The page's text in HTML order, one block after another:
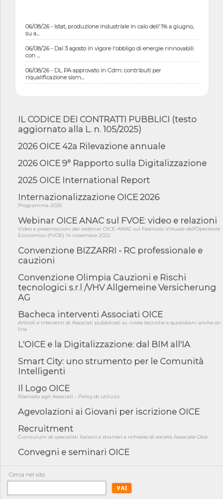
06/08/26 - Istat, produzione industriale in calo dell'1% a giugno,
su a...
06/08/26 - Dal 3 agosto in vigore l'obbligo di energie rinnovabili
con ...
06/08/26 - DL PA approvato in Cdm: contributi per
riqualificazione sism...
norme UE in m...
05/08/26 - DL Infrastrutture e PNRR è legge: approvata oggi la
amminist...
05/08/26 - Anac: pubblicata la Relazione illustrativa al Bando tipo
2 s...
05/08/26 - SAVE THE DATE: Assemblea Pubblica Confindustria
Professioni ...
05/08/26 - Successo OICE per il bando della Città metropolitana
di Reg...
Campa...
04/08/26 - DL PA: previste cancellazioni da elenchi professionisti
04/08/26 - International Sustainable Buildings Competition -
COP31, An...
04/08/26 - CdS, project financing: progetto di fattibilità da
impugnar...
04/08/26 - Rapporto Anac corruzione 2020-2026: procedimenti
acquiescenza r...
04/08/26 - DL Infrastrutture approvato alla Camera, passa ora al
03/08/26 - TAR Piemonte: RUP può avvalersi di consulente
aggiudicazioni e...
03/08/26 - Conferenza Obiettivo Export: Imprese e Territori del
03/08/26 - TAR Lazio - Latina: omesso sopralluogo obbligatorio
IL CODICE DEI CONTRATTI PUBBLICI (testo
aggiornato alla L. n. 105/2025)
2026 OICE 42a Rilevazione annuale
2026 OICE 9° Rapporto sulla Digitalizzazione
2025 OICE International Report
Internazionalizzazione OICE 2026
Programma 2025
Webinar OICE ANAC sul FVOE: video e relazioni
Video e presentazioni del webinar OICE-ANAC sul Fascicolo Virtuale dell'Operatore
Economico (FVOE) 14 novembre 2022
Convenzione BIZZARRI - RC professionale e
cauzioni
Convenzione Olimpia Cauzioni e Rischi
tecnologici s.r.l /VHV Allgemeine Versicherung
AG
Bacheca interventi Associati OICE
Articoli e interventi di Associati pubblicati su riviste tecniche e quotidiani anche on
line
L'OICE e la Digitalizzazione: dal BIM all'IA
Smart City: uno strumento per le Comunità
Intelligenti
Il Logo OICE
Riservato agli Associati - Policy di utilizzo
Agevolazioni ai Giovani per iscrizione OICE
Recruitment
Curriculum di specialisti italiani e stranieri e richieste di società Associate Oice
Convegni e seminari OICE
Cerca nel sito